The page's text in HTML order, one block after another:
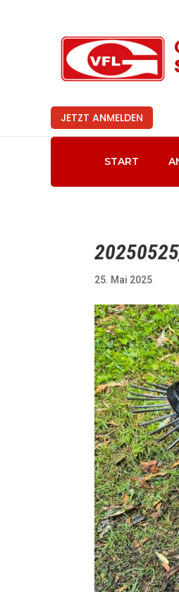
JETZT ANMELDEN
START
25. Mai 2025